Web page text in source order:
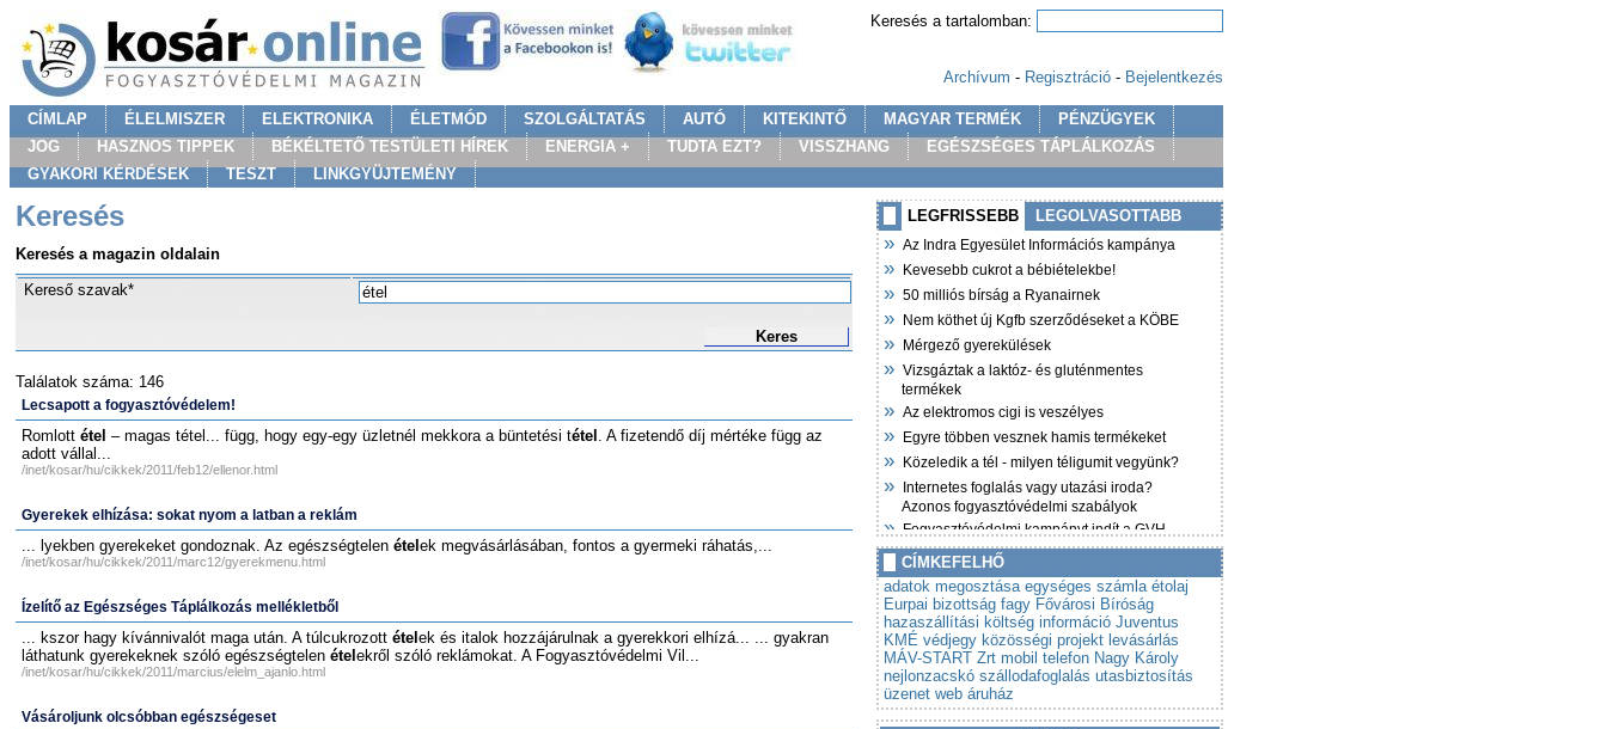
Keresés a tartalomban:
Archívum - Regisztráció - Bejelentkezés
CÍMLAP ÉLELMISZER ELEKTRONIKA ÉLETMÓD SZOLGÁLTATÁS AUTÓ KITEKINTŐ MAGYAR TERMÉK
PÉNZÜGYEK
JOG
HASZNOS TIPPEK BÉKÉLTETŐ TESTÜLETI HÍREK ENERGIA + TUDTA EZT? VISSZHANG
EGÉSZSÉGES TÁPLÁLKOZÁS
GYAKORI KÉRDÉSEK
TESZT LINKGYÜJTEMÉNY
Keresés
Keresés a magazin oldalain
Kereső szavak*
Keres
Találatok száma: 146
Lecsapott a fogyasztóvédelem!
Romlott étel – magas tétel... függ, hogy egy-egy üzletnél mekkora a büntetési tétel . A fizetendő díj mértéke függ az
adott vállal...
/inet/kosar/hu/cikkek/2011/feb12/ellenor.html
Gyerekek elhízása: sokat nyom a latban a reklám
... lyekben gyerekeket gondoznak. Az egészségtelen étel ek megvásárlásában, fontos a gyermeki ráhatás,...
/inet/kosar/hu/cikkek/2011/marc12/gyerekmenu.html
Ízelítő az Egészséges Táplálkozás mellékletből
... kszor hagy kívánnivalót maga után. A túlcukrozott étel ek és italok hozzájárulnak a gyerekkori elhízá... ... gyakran
láthatunk gyerekeknek szóló egészségtelen étel ekről szóló reklámokat. A Fogyasztóvédelmi Vil...
/inet/kosar/hu/cikkek/2011/marcius/elelm_ajanlo.html
Vásároljunk olcsóbban egészségeset
LEGFRISSEBB LEGOLVASOTTABB
» Az Indra Egyesület Információs kampánya
» Kevesebb cukrot a bébiételekbe!
» 50 milliós bírság a Ryanairnek
» Nem köthet új Kgfb szerződéseket a KÖBE
» Mérgező gyerekülések
» Vizsgáztak a laktóz- és gluténmentes
termékek
» Az elektromos cigi is veszélyes
» Egyre többen vesznek hamis termékeket
» Közeledik a tél - milyen téligumit vegyünk?
»
Internetes foglalás vagy utazási iroda?
Azonos fogyasztóvédelmi szabályok
» Fogyasztóvédelmi kampányt indít a GVH
» Autót venne? Lebuktathatja a csalókat!
» Tovább szigorodnak az árubemutatókra
vonatkozó szabályok
CÍMKEFELHŐ
adatok megosztása egységes számla étolaj
Eurpai bizottság fagy Fővárosi Bíróság
hazaszállítási költség információ Juventus
KMÉ védjegy közösségi projekt levásárlás
MÁV-START Zrt mobil telefon Nagy Károly
nejlonzacskó szállodafoglalás utasbiztosítás
üzenet web áruház